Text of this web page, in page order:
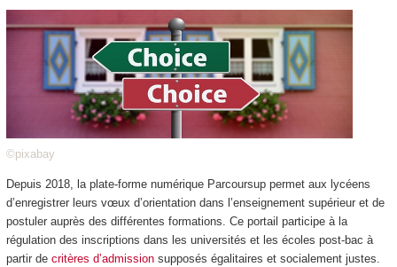
©pixabay
Depuis 2018, la plate-forme numérique Parcoursup permet aux lycéens
d’enregistrer leurs vœux d’orientation dans l’enseignement supérieur et de
postuler auprès des différentes formations. Ce portail participe à la
régulation des inscriptions dans les universités et les écoles post-bac à
partir de critères d’admissionsupposés égalitaires et socialement justes.